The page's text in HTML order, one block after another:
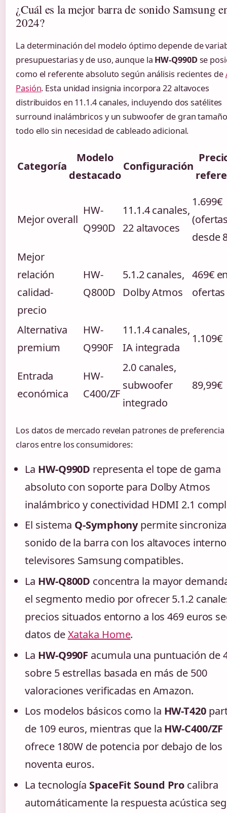
¿Cuál es la mejor barra de sonido Samsung
2024?
La determinación del modelo óptimo depende de
presupuestarias y de uso, aunque la HW-Q990D se
como el referente absoluto según análisis recientes de
Pasión. Esta unidad insignia incorpora 22 altavoces
distribuidos en 11.1.4 canales, incluyendo dos satélites
surround inalámbricos y un subwoofer de gran
todo ello sin necesidad de cableado adicional.
Categoría
Modelo
destacado
Configuración
Mejor overall
HW-
Q990D
11.1.4 canales,
22 altavoces
1.699€
desde
Mejor
relación
calidad-
precio
HW-
Q800D
5.1.2 canales,
Dolby Atmos
469€
ofertas
Alternativa
premium
HW-
Q990F
11.1.4 canales,
IA integrada
1.109€
Entrada
económica
HW-
C400/ZF
2.0 canales,
subwoofer
integrado
89,99€
Los datos de mercado revelan patrones de preferencia
claros entre los consumidores:
La HW-Q990D representa el tope de gama
absoluto con soporte para Dolby Atmos
inalámbrico y conectividad HDMI 2.1
El sistema Q-Symphonypermite
sonido de la barra con los altavoces
televisores Samsung compatibles.
La HW-Q800D concentra la mayor
el segmento medio por ofrecer 5.1.2
precios situados entorno a los 469 euros
datos deXataka Home.
La HW-Q990F acumula una puntuación de
sobre 5 estrellas basada en más de 500
valoraciones verificadas en Amazon.
Los modelos básicos como la HW-T420
de 109 euros, mientras que la HW-C400/ZF
ofrece 180W de potencia por debajo de los
noventa euros.
La tecnología SpaceFit Sound Pro calibra
automáticamente la respuesta acústica